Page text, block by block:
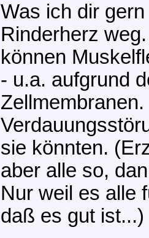
Was ich dir
Rinderherz
können
- u.a. aufgrund
sie könnten.
aber alle so,
Nur weil es alle
daß es gut ist...)